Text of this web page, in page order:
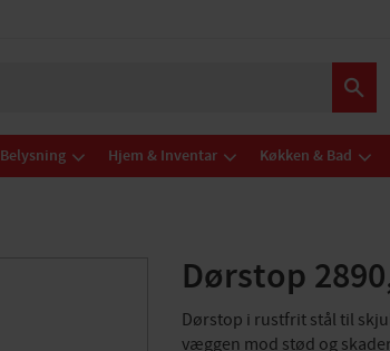
Belysning Hjem & Inventar Køkken & Bad
Dørstop
Dørstop i rustfrit stål til
væggen mod stød og